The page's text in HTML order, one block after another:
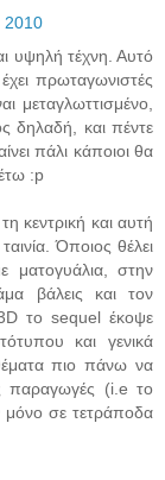
2010
υψηλή τέχνη. Αυτό
πρωταγωνιστές
μεταγλωττισμένο,
δηλαδή, και πέντε
πάλι κάποιοι θα
:p
κεντρική και αυτή
Όποιος θέλει
ματογυάλια, στην
βάλεις και τον
το sequel έκοψε
και γενικά
πιο πάνω να
παραγωγές (i.e το
σε τετράποδα